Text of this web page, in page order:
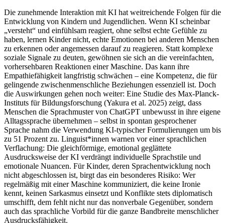
Die zunehmende Interaktion mit KI hat weitreichende Folgen für die
Entwicklung von Kindern und Jugendlichen. Wenn KI scheinbar
„versteht“ und einfühlsam reagiert, ohne selbst echte Gefühle zu
haben, lernen Kinder nicht, echte Emotionen bei anderen Menschen
zu erkennen oder angemessen darauf zu reagieren. Statt komplexe
soziale Signale zu deuten, gewöhnen sie sich an die vereinfachten,
vorhersehbaren Reaktionen einer Maschine. Das kann ihre
Empathiefähigkeit langfristig schwächen – eine Kompetenz, die für
gelingende zwischenmenschliche Beziehungen essenziell ist. Doch
die Auswirkungen gehen noch weiter: Eine Studie des Max-Planck-
Instituts für Bildungsforschung (Yakura et al. 2025) zeigt, dass
Menschen die Sprachmuster von ChatGPT unbewusst in ihre eigene
Alltagssprache übernehmen – selbst in spontan gesprochener
Sprache nahm die Verwendung KI-typischer Formulierungen um bis
zu 51 Prozent zu. Linguist*innen warnen vor einer sprachlichen
Verflachung: Die gleichförmige, emotional geglättete
Ausdrucksweise der KI verdrängt individuelle Sprachstile und
emotionale Nuancen. Für Kinder, deren Sprachentwicklung noch
nicht abgeschlossen ist, birgt das ein besonderes Risiko: Wer
regelmäßig mit einer Maschine kommuniziert, die keine Ironie
kennt, keinen Sarkasmus einsetzt und Konflikte stets diplomatisch
umschifft, dem fehlt nicht nur das nonverbale Gegenüber, sondern
auch das sprachliche Vorbild für die ganze Bandbreite menschlicher
Ausdrucksfähigkeit.